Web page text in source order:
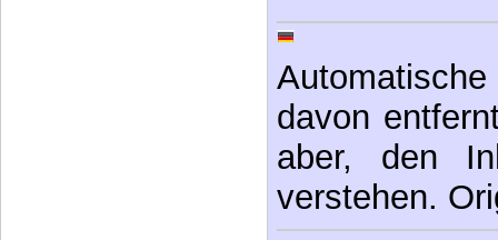
davon
aber, den
verstehen.